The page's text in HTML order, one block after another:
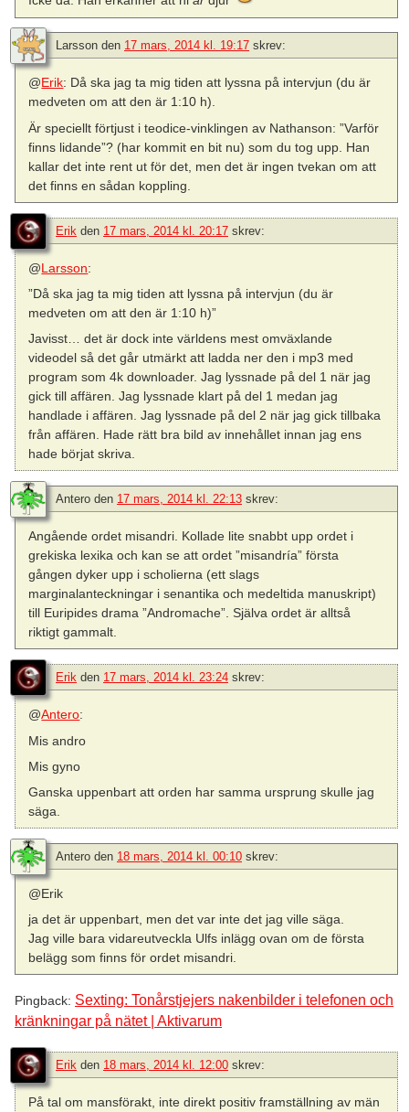
Larsson den 17 mars, 2014 kl. 19:17 skrev:
@Erik: Då ska jag ta mig tiden att lyssna på intervjun (du är
medveten om att den är 1:10 h).
Är speciellt förtjust i teodice-vinklingen av Nathanson: ”Varför
finns lidande”? (har kommit en bit nu) som du tog upp. Han
kallar det inte rent ut för det, men det är ingen tvekan om att
det finns en sådan koppling.
Erik den 17 mars, 2014 kl. 20:17 skrev:
@Larsson:
”Då ska jag ta mig tiden att lyssna på intervjun (du är
medveten om att den är 1:10 h)”
Javisst… det är dock inte världens mest omväxlande
videodel så det går utmärkt att ladda ner den i mp3 med
program som 4k downloader. Jag lyssnade på del 1 när jag
gick till affären. Jag lyssnade klart på del 1 medan jag
handlade i affären. Jag lyssnade på del 2 när jag gick tillbaka
från affären. Hade rätt bra bild av innehållet innan jag ens
hade börjat skriva.
Antero den 17 mars, 2014 kl. 22:13 skrev:
Angående ordet misandri. Kollade lite snabbt upp ordet i
grekiska lexika och kan se att ordet ”misandría” första
gången dyker upp i scholierna (ett slags
marginalanteckningar i senantika och medeltida manuskript)
till Euripides drama ”Andromache”. Själva ordet är alltså
riktigt gammalt.
Erik den 17 mars, 2014 kl. 23:24 skrev:
@Antero:
Mis andro
Mis gyno
Ganska uppenbart att orden har samma ursprung skulle jag
säga.
Antero den 18 mars, 2014 kl. 00:10 skrev:
@Erik
ja det är uppenbart, men det var inte det jag ville säga.
Jag ville bara vidareutveckla Ulfs inlägg ovan om de första
belägg som finns för ordet misandri.
Pingback: Sexting: Tonårstjejers nakenbilder i telefonen och
kränkningar på nätet | Aktivarum
Erik den 18 mars, 2014 kl. 12:00 skrev:
På tal om mansförakt, inte direkt positiv framställning av män